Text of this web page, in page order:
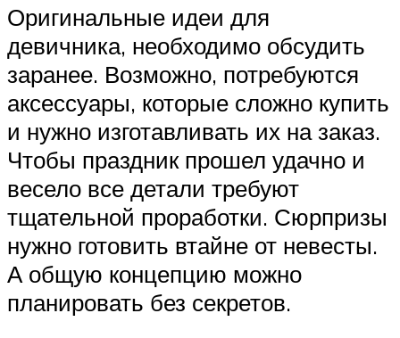
Оригинальные идеи для
девичника, необходимо обсудить
заранее. Возможно, потребуются
аксессуары, которые сложно купить
и нужно изготавливать их на заказ.
Чтобы праздник прошел удачно и
весело все детали требуют
тщательной проработки. Сюрпризы
нужно готовить втайне от невесты.
А общую концепцию можно
планировать без секретов.